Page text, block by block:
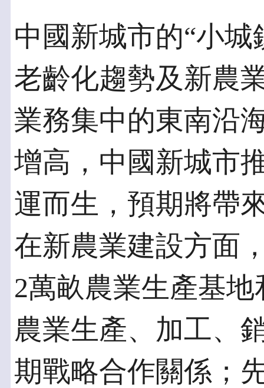
中國新城市的“小
老齡化趨勢及新農
業務集中的東南沿
增高，中國新城市
運而生，預期將帶
在新農業建設方面
2萬畝農業生產基
農業生產、加工、
期戰略合作關係；